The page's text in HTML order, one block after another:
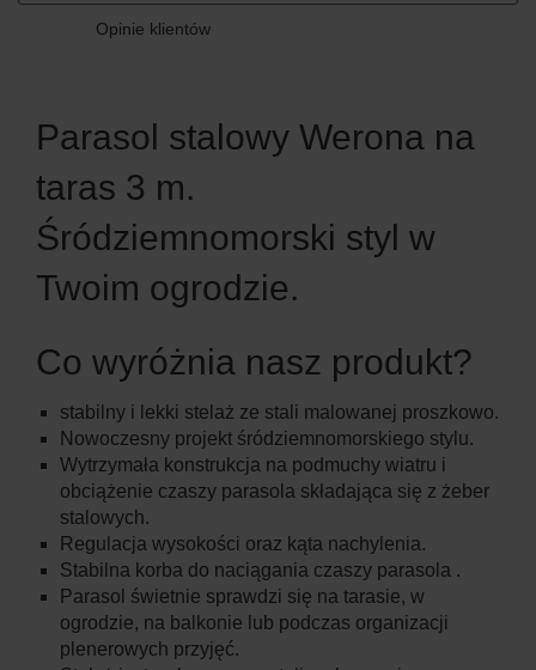
Opinie klientów
Parasol stalowy Werona na
taras 3 m.
Śródziemnomorski styl w
Twoim ogrodzie.
Co wyróżnia nasz produkt?
stabilny i lekki stelaż ze stali malowanej proszkowo.
Nowoczesny projekt śródziemnomorskiego stylu.
Wytrzymała konstrukcja na podmuchy wiatru i
obciążenie czaszy parasola składająca się z żeber
stalowych.
Regulacja wysokości oraz kąta nachylenia.
Stabilna korba do naciągania czaszy parasola .
Parasol świetnie sprawdzi się na tarasie, w
ogrodzie, na balkonie lub podczas organizacji
plenerowych przyjęć.